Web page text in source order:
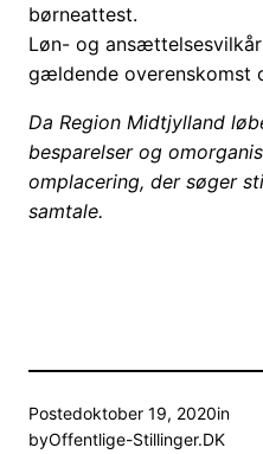
børneattest.
Løn- og
gældende overenskomst
Da Region Midtjylland
besparelser og
omplacering, der søger
samtale.
Postedoktober 19, 2020in
byOffentlige-Stillinger.DK